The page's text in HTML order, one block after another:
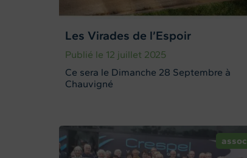
Les Virades de l’Espoir
Publié le 12 juillet 2025
Ce sera le Dimanche 28 Septembre à
Chauvigné